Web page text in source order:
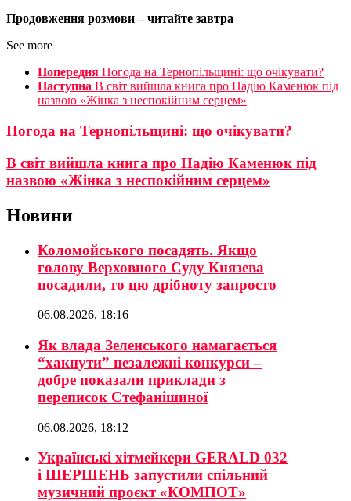
Продовження розмови – читайте завтра
See more
Попередня Погода на Тернопільщині: що очікувати?
Наступна В світ вийшла книга про Надію Каменюк під
назвою «Жінка з неспокійним серцем»
Погода на Тернопільщині: що очікувати?
В світ вийшла книга про Надію Каменюк під
назвою «Жінка з неспокійним серцем»
Новини
Коломойського посадять. Якщо
голову Верховного Суду Князева
посадили, то цю дрібноту запросто
06.08.2026, 18:16
Як влада Зеленського намагається
“хакнути” незалежні конкурси –
добре показали приклади з
переписок Стефанішиної
06.08.2026, 18:12
Українські хітмейкери GERALD 032
і ШЕРШЕНЬ запустили спільний
музичний проєкт «КОМПОТ»